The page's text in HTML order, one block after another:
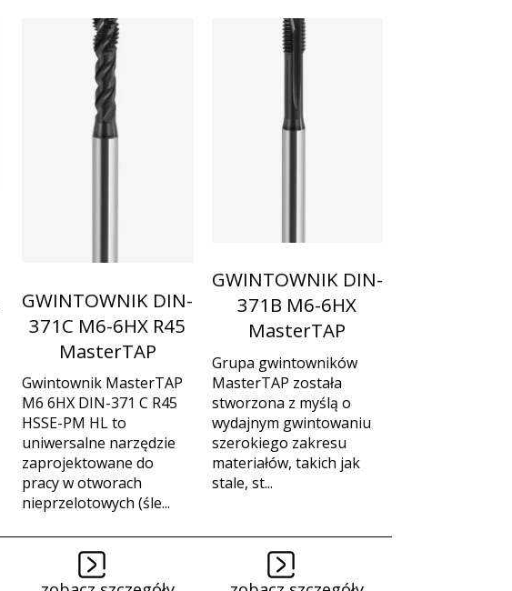
GWINTOWNIK DIN-
371C M6-6HX R45
MasterTAP
Gwintownik MasterTAP
M6 6HX DIN-371 C R45
HSSE-PM HL to
uniwersalne narzędzie
zaprojektowane do
pracy w otworach
nieprzelotowych (śle...
GWINTOWNIK DIN-
371B M6-6HX
MasterTAP
Grupa gwintowników
MasterTAP została
stworzona z myślą o
wydajnym gwintowaniu
szerokiego zakresu
materiałów, takich jak
stale, st...